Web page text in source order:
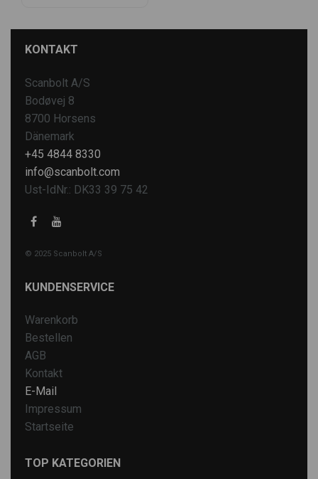
KONTAKT
Scanbolt A/S
Bodøvej 8
8700 Horsens
Dänemark
+45 4844 8330
info@scanbolt.com
Ust-IdNr.: DK33 39 75 42
© 2025 Scanbolt A/S
KUNDENSERVICE
Warenkorb
Bestellen
AGB
Kontakt
E-Mail
Impressum
Startseite
TOP KATEGORIEN